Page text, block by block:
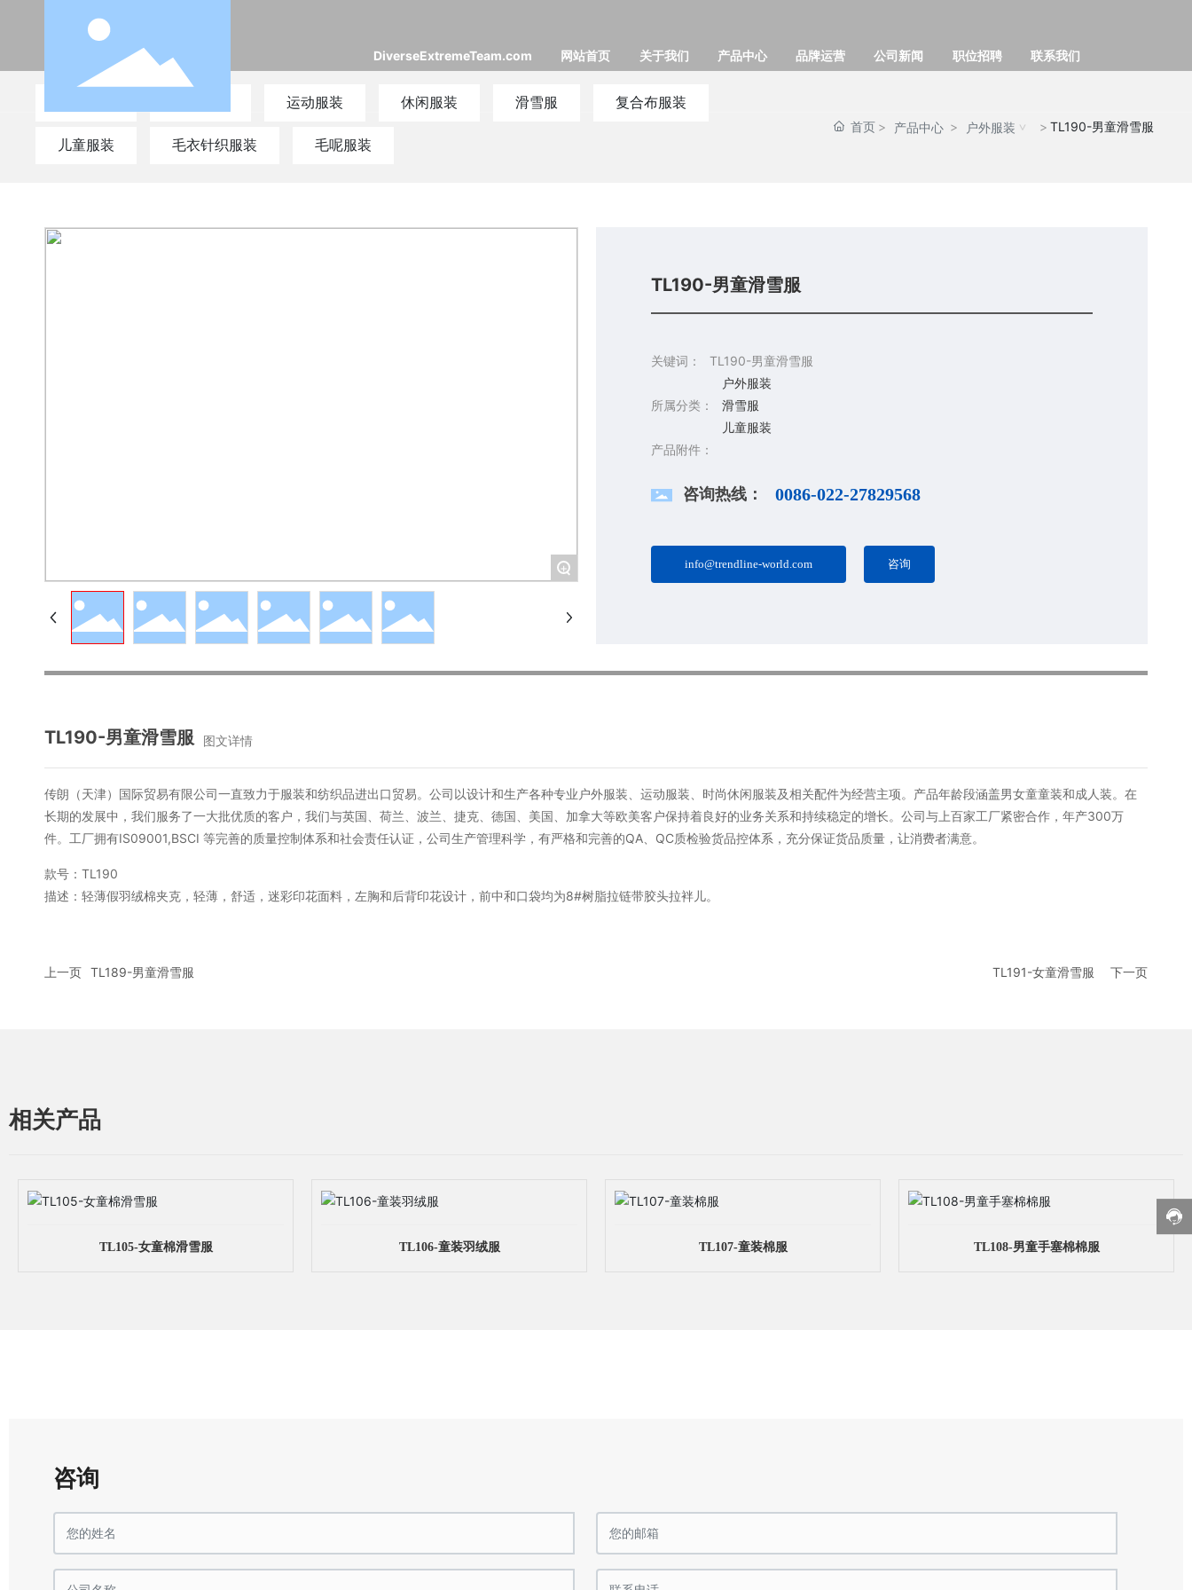
DiverseExtremeTeam.com 网站首页 关于我们 产品中心 品牌运营 公司新闻 职位招聘 联系我们
运动服装 休闲服装 滑雪服 复合布服装
儿童服装 毛衣针织服装 毛呢服装
首页 产品中心 户外服装 TL190-男童滑雪服
+
TL190-男童滑雪服
关键词： TL190-男童滑雪服
所属分类：
户外服装
滑雪服
儿童服装
产品附件：
咨询热线： 0086-022-27829568
info@trendline-world.com 咨询
TL190-男童滑雪服 图文详情
传朗（天津）国际贸易有限公司一直致力于服装和纺织品进出口贸易。公司以设计和生产各种专业户外服装、运动服装、时尚休闲服装及相关配件为经营主项。产品年龄段涵盖男女童童装和成人装。在
长期的发展中，我们服务了一大批优质的客户，我们与英国、荷兰、波兰、捷克、德国、美国、加拿大等欧美客户保持着良好的业务关系和持续稳定的增长。公司与上百家工厂紧密合作，年产300万
件。工厂拥有IS09001,BSCI 等完善的质量控制体系和社会责任认证，公司生产管理科学，有严格和完善的QA、QC质检验货品控体系，充分保证货品质量，让消费者满意。
款号：TL190
描述：轻薄假羽绒棉夹克，轻薄，舒适，迷彩印花面料，左胸和后背印花设计，前中和口袋均为8#树脂拉链带胶头拉袢儿。
上一页 TL189-男童滑雪服 TL191-女童滑雪服 下一页
相关产品
TL105-女童棉滑雪服 TL106-童装羽绒服 TL107-童装棉服 TL108-男童手塞棉棉服
咨询